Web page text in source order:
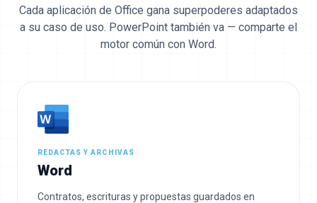
Cada aplicación de Office gana superpoderes adaptados
a su caso de uso. PowerPoint también va — comparte el
motor común con Word.
REDACTAS Y ARCHIVAS
Word
Contratos, escrituras y propuestas guardados en